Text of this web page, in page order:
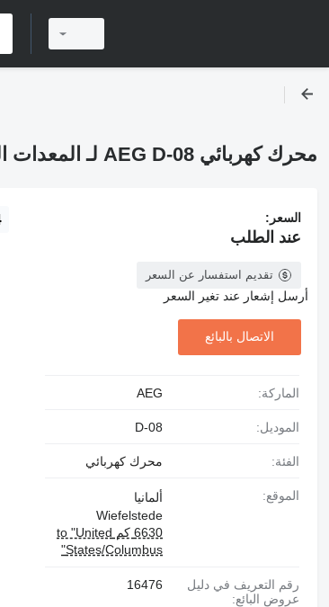
محرك كهربائي AEG D-08 لـ المعدات الصناعية
السعر:
عند الطلب
تقديم استفسار عن السعر
أرسل إشعار عند تغير السعر
الاتصال بالبائع
الماركة: AEG
الموديل: D-08
الفئة: محرك كهربائي
الموقع:
ألمانيا
Wiefelstede
6630 كم to "United
States/Columbus"
رقم التعريف في دليل
عروض البائع:
16476